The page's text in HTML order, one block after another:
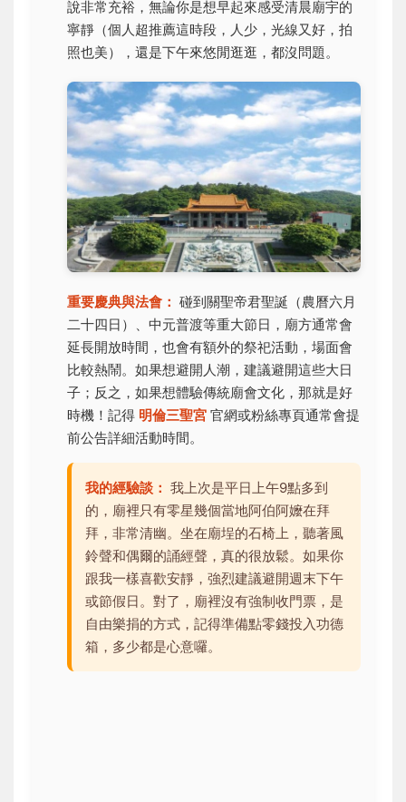
說非常充裕，無論你是想早起來感受清晨廟宇的
寧靜（個人超推薦這時段，人少，光線又好，拍
照也美），還是下午來悠閒逛逛，都沒問題。
重要慶典與法會： 碰到關聖帝君聖誕（農曆六月
二十四日）、中元普渡等重大節日，廟方通常會
延長開放時間，也會有額外的祭祀活動，場面會
比較熱鬧。如果想避開人潮，建議避開這些大日
子；反之，如果想體驗傳統廟會文化，那就是好
時機！記得 明倫三聖宮 官網或粉絲專頁通常會提
前公告詳細活動時間。
我的經驗談： 我上次是平日上午9點多到
的，廟裡只有零星幾個當地阿伯阿嬤在拜
拜，非常清幽。坐在廟埕的石椅上，聽著風
鈴聲和偶爾的誦經聲，真的很放鬆。如果你
跟我一樣喜歡安靜，強烈建議避開週末下午
或節假日。對了，廟裡沒有強制收門票，是
自由樂捐的方式，記得準備點零錢投入功德
箱，多少都是心意囉。